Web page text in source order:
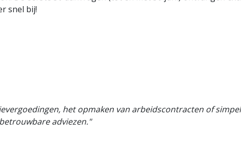
snel bij!
het opmaken van arbeidscontracten of
adviezen."